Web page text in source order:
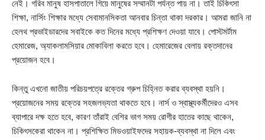
নেই। গরিব মানুষ হাসপাতালে গিয়ে মানুষের সম্মানটা পর্যন্ত পায় না। তাই চিকিৎসা
শিক্ষা, নার্সিং শিক্ষার মধ্যে সেবামানসিকতা আনবার চিন্তা থাকা দরকার। আমরা জানি না
হেলথ প্রভাইডারদের সবাইকে কত দিনের মধ্যে প্রশিক্ষণ দেওয়া যাবে। পোস্টমর্টাম
হেমারেজ, অ্যাকলামসিয়ার মোকাবিলা করতে হবে। হেমারেজের বেলায় রক্তদানের
প্রয়োজন হবে।
কিন্তু এখনো জাতীয় পরিচয়পত্রে রক্তের গ্রুপ চিহ্নিত করার ব্যবস্থা হয়নি।
প্রয়োজনের সময় রক্তের সহজলভ্যতা থাকতে হবে। নার্স ও স্বাস্থ্যকর্মীদেরও এসব
ব্যাপারে দক্ষ হতে হবে, কারণ তাঁরাই বেশির ভাগ সময় রোগীর হাতের কাছে থাকেন,
চিকিৎসকেরা থাকেন না। প্রশিক্ষিত মিডওয়াইফদের সহায়ক-ব্যবস্থা না দিলে এবং